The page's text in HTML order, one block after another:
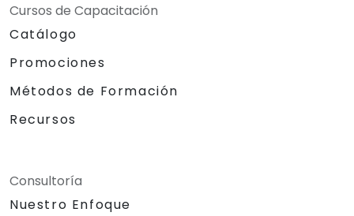
Cursos de Capacitación
Catálogo
Promociones
Métodos de Formación
Recursos
Consultoría
Nuestro Enfoque